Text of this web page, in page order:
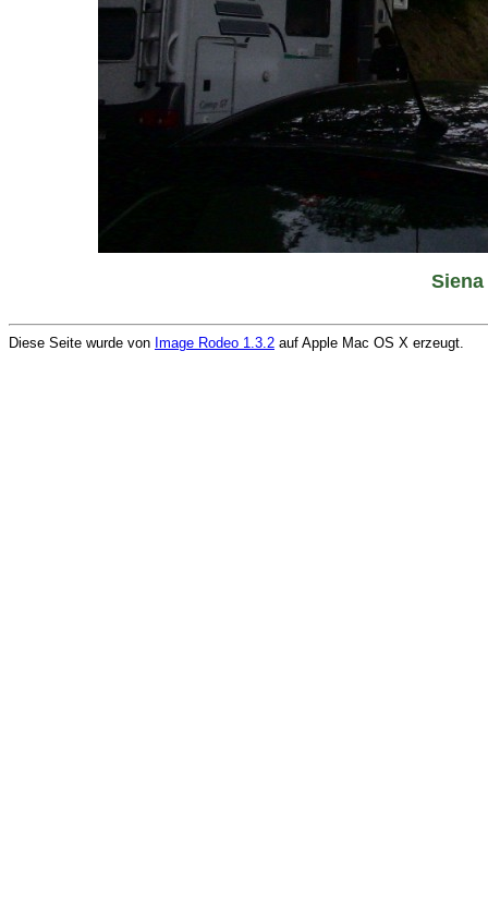
Diese Seite wurde von Image Rodeo 1.3.2 auf Apple Mac OS X erzeugt.